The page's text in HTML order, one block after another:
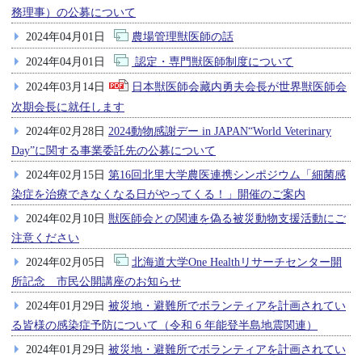
務理事）の公募について
2024年04月01日
農場管理獣医師の話
2024年04月01日 認定・専門獣医師制度について
2024年03月14日
日本獣医師会藏内勇夫会長が世界獣医師会
次期会長に就任します
2024年02月28日 2024動物感謝デー in JAPAN“World Veterinary
Day”に関する事業委託先の公募について
2024年02月15日 第16回北里大学農医連携シンポジウム「細菌感
染症を治療できなくなる日がやってくる！」開催のご案内
2024年02月10日 獣医師会との関連を偽る被災動物支援活動にご
注意ください
2024年02月05日
北海道大学One Healthリサーチセンター開
所記念 市民公開講座のお知らせ
2024年01月29日 被災地・避難所でボランティアを計画されてい
る皆様の感染症予防について（令和 6 年能登半島地震関連）
2024年01月29日 被災地・避難所でボランティアを計画されてい